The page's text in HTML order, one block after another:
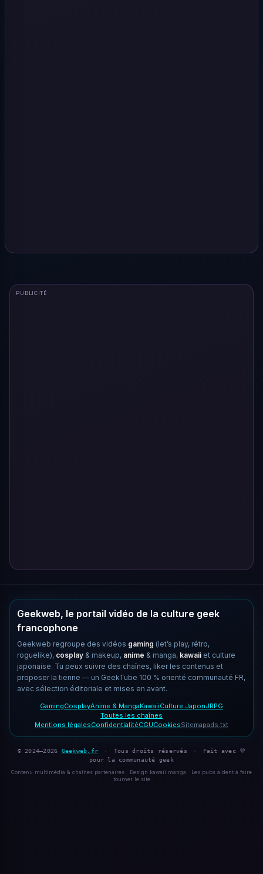
PUBLICITÉ
Geekweb, le portail vidéo de la culture geek
francophone
Geekweb regroupe des vidéos gaming (let’s play, rétro,
roguelike), cosplay & makeup, anime & manga, kawaii et culture
japonaise. Tu peux suivre des chaînes, liker les contenus et
proposer la tienne — un GeekTube 100 % orienté communauté FR,
avec sélection éditoriale et mises en avant.
GamingCosplayAnime & MangaKawaiiCulture JaponJRPG
Toutes les chaînes
Mentions légalesConfidentialitéCGUCookiesSitemapads.txt
© 2024–2026 Geekweb.fr · Tous droits réservés ·
Fait avec 💜
pour la communauté geek
Contenu multimédia & chaînes partenaires · Design kawaii manga · Les pubs aident à faire
tourner le site